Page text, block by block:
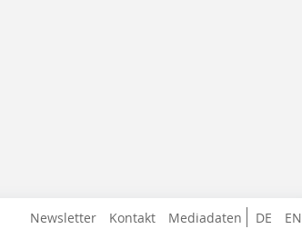
DE EN
Newsletter Kontakt Mediadaten